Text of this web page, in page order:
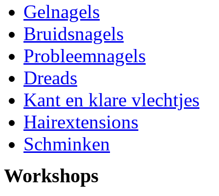
Gelnagels
Bruidsnagels
Probleemnagels
Dreads
Kant en klare vlechtjes
Hairextensions
Schminken
Workshops